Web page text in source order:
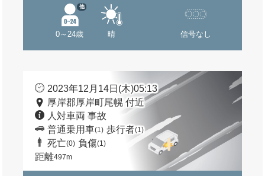
0～24歳
他
晴 信号なし
2023年12月14日(木)05:13
厚岸郡厚岸町尾幌 付近
人対車両 事故
普通乗用車(1) 歩行者(1)
死亡(0) 負傷(1)
距離497m